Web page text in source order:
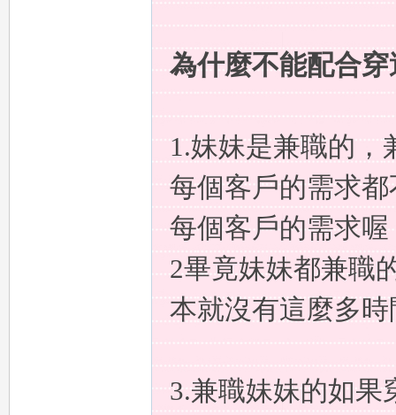
為什麼不能配合
1.妹妹是兼職的，
每個客戶的需求
每個客戶的需求
2畢竟妹妹都兼職
本就沒有這麼多
3.兼職妹妹的如果